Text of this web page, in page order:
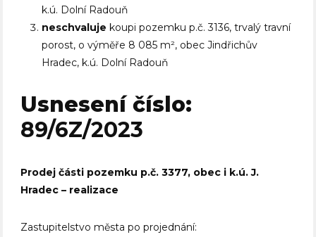
k.ú. Dolní Radouň
neschvaluje koupi pozemku p.č. 3136, trvalý travní
porost, o výměře 8 085 m², obec Jindřichův
Hradec, k.ú. Dolní Radouň
Usnesení číslo:
89/6Z/2023
Prodej části pozemku p.č. 3377, obec i k.ú. J.
Hradec – realizace
Zastupitelstvo města po projednání: